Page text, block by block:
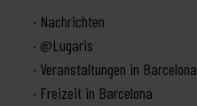
Nachrichten
@Lugaris
Veranstaltungen in Barcelona
Freizeit in Barcelona